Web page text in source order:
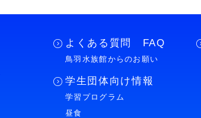
よくある質問 FAQ
鳥羽水族館からのお願い
学生団体向け情報
学習プログラム
昼食